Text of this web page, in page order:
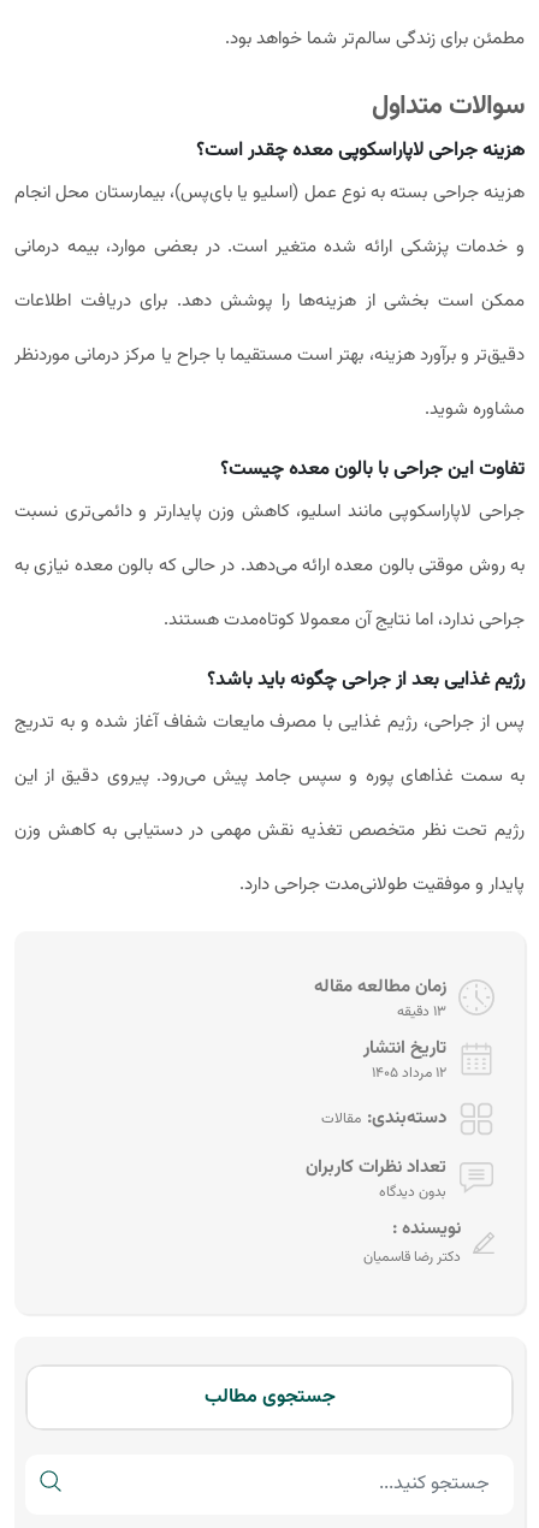
مطمئن برای زندگی سالم‌تر شما خواهد بود.
سوالات متداول
هزینه جراحی لاپاراسکوپی معده چقدر است؟
هزینه جراحی بسته به نوع عمل (اسلیو یا بای‌پس)، بیمارستان محل انجام
و خدمات پزشکی ارائه شده متغیر است. در بعضی موارد، بیمه درمانی
ممکن است بخشی از هزینه‌ها را پوشش دهد. برای دریافت اطلاعات
دقیق‌تر و برآورد هزینه، بهتر است مستقیما با جراح یا مرکز درمانی موردنظر
مشاوره شوید.
تفاوت این جراحی با بالون معده چیست؟
جراحی لاپاراسکوپی مانند اسلیو، کاهش وزن پایدارتر و دائمی‌تری نسبت
به روش موقتی بالون معده ارائه می‌دهد. در حالی که بالون معده نیازی به
جراحی ندارد، اما نتایج آن معمولا کوتاه‌مدت هستند.
رژیم غذایی بعد از جراحی چگونه باید باشد؟
پس از جراحی، رژیم غذایی با مصرف مایعات شفاف آغاز شده و به تدریج
به سمت غذاهای پوره و سپس جامد پیش می‌رود. پیروی دقیق از این
رژیم تحت نظر متخصص تغذیه نقش مهمی در دستیابی به کاهش وزن
پایدار و موفقیت طولانی‌مدت جراحی دارد.
زمان مطالعه مقاله
13 دقیقه
تاریخ انتشار
12 مرداد 1405
دسته‌بندی: مقالات
تعداد نظرات کاربران
بدون دیدگاه
نویسنده :
دکتر رضا قاسمیان
جستجوی مطالب